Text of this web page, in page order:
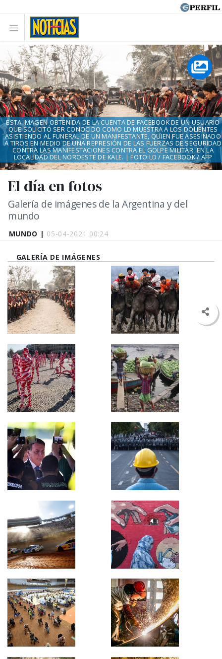
MUNDO | 05-04-2021 00:24
El día en fotos
Galería de imágenes de la Argentina y del
mundo
ESTA IMAGEN OBTENIDA DE LA CUENTA DE FACEBOOK DE UN USUARIO
QUE SOLICITÓ SER CONOCIDO COMO LD MUESTRA A LOS DOLIENTES
ASISTIENDO AL FUNERAL DE UN MANIFESTANTE, QUIEN FUE ASESINADO
A TIROS EN MEDIO DE UNA REPRESIÓN DE LAS FUERZAS DE SEGURIDAD
CONTRA LAS MANIFESTACIONES CONTRA EL GOLPE MILITAR, EN LA
LOCALIDAD DEL NOROESTE DE KALE. | FOTO:LD / FACEBOOK / AFP
GALERÍA DE IMÁGENES